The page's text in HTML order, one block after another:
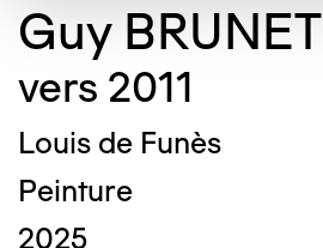
Guy BRUNET
vers 2011
Louis de Funès
Peinture
2025